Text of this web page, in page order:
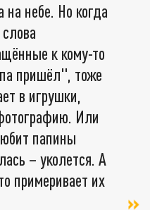
на небе. Но когда
к кому-то
пришёл", тоже
в игрушки,
Или
папины
– уколется. А
примеривает их